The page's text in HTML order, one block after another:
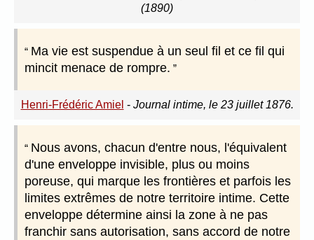
(1890)
Ma vie est suspendue à un seul fil et ce fil qui
mincit menace de rompre.
Henri-Frédéric Amiel - Journal intime, le 23 juillet 1876.
Nous avons, chacun d'entre nous, l'équivalent
d'une enveloppe invisible, plus ou moins
poreuse, qui marque les frontières et parfois les
limites extrêmes de notre territoire intime. Cette
enveloppe détermine ainsi la zone à ne pas
franchir sans autorisation, sans accord de notre